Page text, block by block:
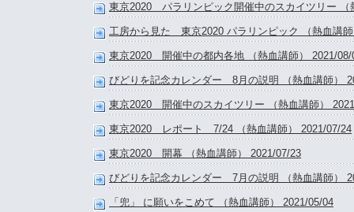
東京2020 パラリンピック開催中のスカイツリー （
工房から見た 東京2020 パラリンピック （熱血講
東京2020 開催中の都内各地 （熱血講師） 2021/08/
びどりを記念カレンダー 8月の説明 （熱血講師）
東京2020 開催中のスカイツリー （熱血講師）
東京2020 レポート 7/24 （熱血講師） 2021/07/24
東京2020 開幕 （熱血講師） 2021/07/23
びどりを記念カレンダー 7月の説明 （熱血講師）
「兜」 に願いをこめて （熱血講師） 2021/05/04